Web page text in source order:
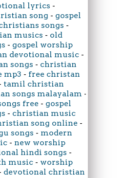
lyrics -
song - gospel
songs -
musics - old
- gospel worship
devotional music -
songs - christian
mp3 - free christan
tamil christian
songs malayalam -
free - gospel
- christian music
song online -
songs - modern
- new worship
hindi songs -
music - worship
devotional christian